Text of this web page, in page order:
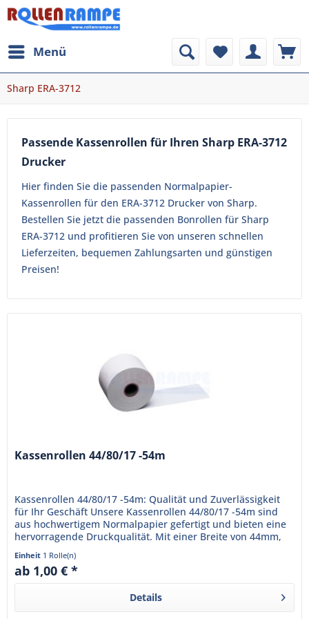
Menü
Sharp ERA-3712
Passende Kassenrollen für Ihren Sharp ERA-3712
Drucker
Hier finden Sie die passenden Normalpapier-
Kassenrollen für den ERA-3712 Drucker von Sharp.
Bestellen Sie jetzt die passenden Bonrollen für Sharp
ERA-3712 und profitieren Sie von unseren schnellen
Lieferzeiten, bequemen Zahlungsarten und günstigen
Preisen!
Kassenrollen 44/80/17 -54m
Kassenrollen 44/80/17 -54m: Qualität und Zuverlässigkeit
für Ihr Geschäft Unsere Kassenrollen 44/80/17 -54m sind
aus hochwertigem Normalpapier gefertigt und bieten eine
hervorragende Druckqualität. Mit einer Breite von 44mm,
einem...
Einheit 1 Rolle(n)
ab 1,00 € *
Details